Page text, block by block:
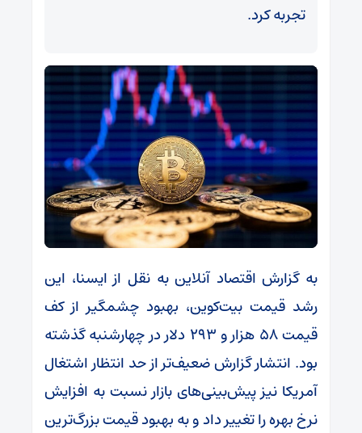
تجربه کرد.
به گزارش اقتصاد آنلاین به نقل از ایسنا، این
رشد قیمت بیت‌کوین، بهبود چشمگیر از کف
قیمت ۵۸ هزار و ۲۹۳ دلار در چهارشنبه گذشته
بود. انتشار گزارش ضعیف‌تر از حد انتظار اشتغال
آمریکا نیز پیش‌بینی‌های بازار نسبت به افزایش
نرخ بهره را تغییر داد و به بهبود قیمت بزرگ‌ترین